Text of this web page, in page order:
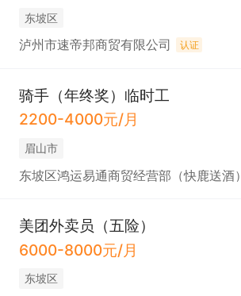
东坡区
泸州市速帝邦商贸有限公司 认证
骑手（年终奖）临时工
2200-4000元/月
眉山市
东坡区鸿运易通商贸经营部（快鹿送酒）
美团外卖员（五险）
6000-8000元/月
东坡区